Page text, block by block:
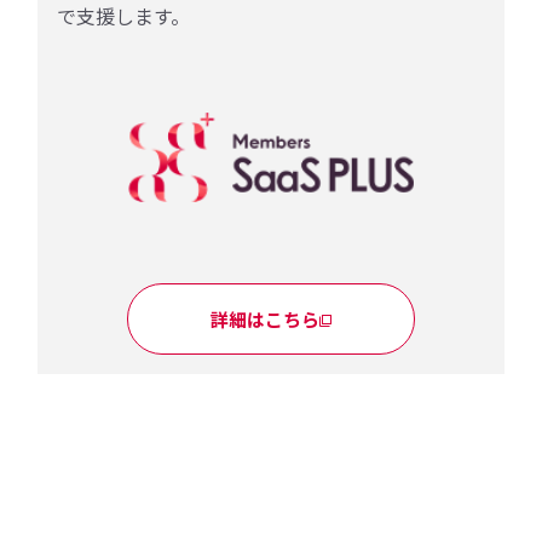
で支援します。
詳細はこちら